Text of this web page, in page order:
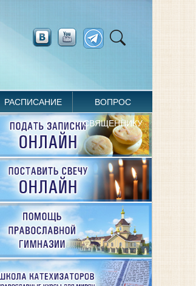
РАСПИСАНИЕ ВОПРОС
СВЯЩЕННИКУ